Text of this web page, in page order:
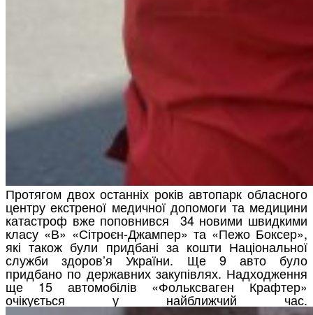
Протягом двох останніх років автопарк обласного
центру екстреної медичної допомоги та медицини
катастроф вже поповнився 34 новими швидкими
класу «В» «Сітроєн-Джампер» та «Пежо Боксер»,
які також були придбані за кошти Національної
служби здоров’я України. Ще 9 авто було
придбано по державних закупівлях. Надходження
ще 15 автомобілів «Фольксваген Крафтер»
очікується у найближчий час.